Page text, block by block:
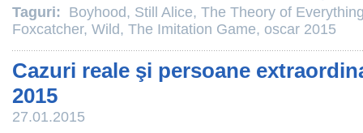
Taguri: Boyhood, Still Alice, The Theory of
Foxcatcher, Wild, The Imitation Game, oscar 2015
Cazuri reale şi persoane
2015
27.01.2015